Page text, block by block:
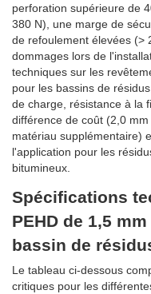
perforation supérieure de
380 N), une marge de
de refoulement élevées (>
dommages lors de
techniques sur les
pour les bassins de
de charge, résistance à la
différence de coût (2,0
matériau supplémentaire)
l'application pour les
bitumineux.
Spécifications
PEHD de 1,5
bassin de
Le tableau ci-dessous
critiques pour les